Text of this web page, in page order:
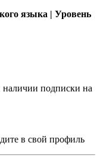
языка | Уровень
подписки на
в свой профиль